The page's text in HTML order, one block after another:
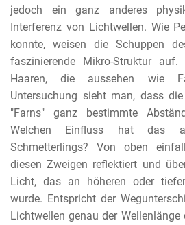
jedoch ein ganz anderes
Interferenz von Lichtwellen. Wie
konnte, weisen die Schuppen
faszinierende Mikro-Struktur
Haaren, die aussehen wie
Untersuchung sieht man, dass
"Farns" ganz bestimmte
Welchen Einfluss hat das
Schmetterlings? Von oben
diesen Zweigen reflektiert und
Licht, das an höheren oder
wurde. Entspricht der
Lichtwellen genau der